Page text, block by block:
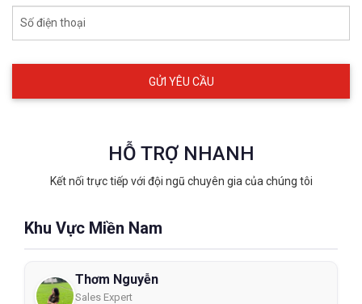
Số điện thoại
HỖ TRỢ NHANH
Kết nối trực tiếp với đội ngũ chuyên gia của chúng tôi
Khu Vực Miền Nam
Thơm Nguyễn
Sales Expert